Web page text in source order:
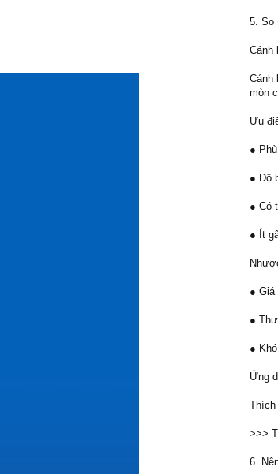
5. So
Cánh
Cánh
mòn
Ưu
●
● Độ
● Có
● Ít
● Giá
●
●
Ứng
Thích
>>>
6.